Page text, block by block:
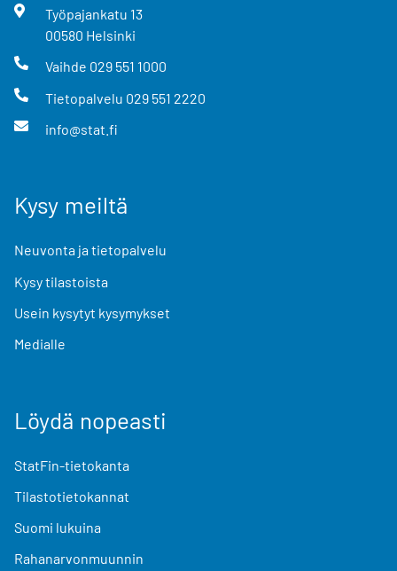
Työpajankatu 13
00580 Helsinki
Vaihde 029 551 1000
Tietopalvelu 029 551 2220
info@stat.fi
Kysy meiltä
Neuvonta ja tietopalvelu
Kysy tilastoista
Usein kysytyt kysymykset
Medialle
Löydä nopeasti
StatFin-tietokanta
Tilastotietokannat
Suomi lukuina
Rahanarvonmuunnin